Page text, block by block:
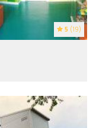
5 (19)